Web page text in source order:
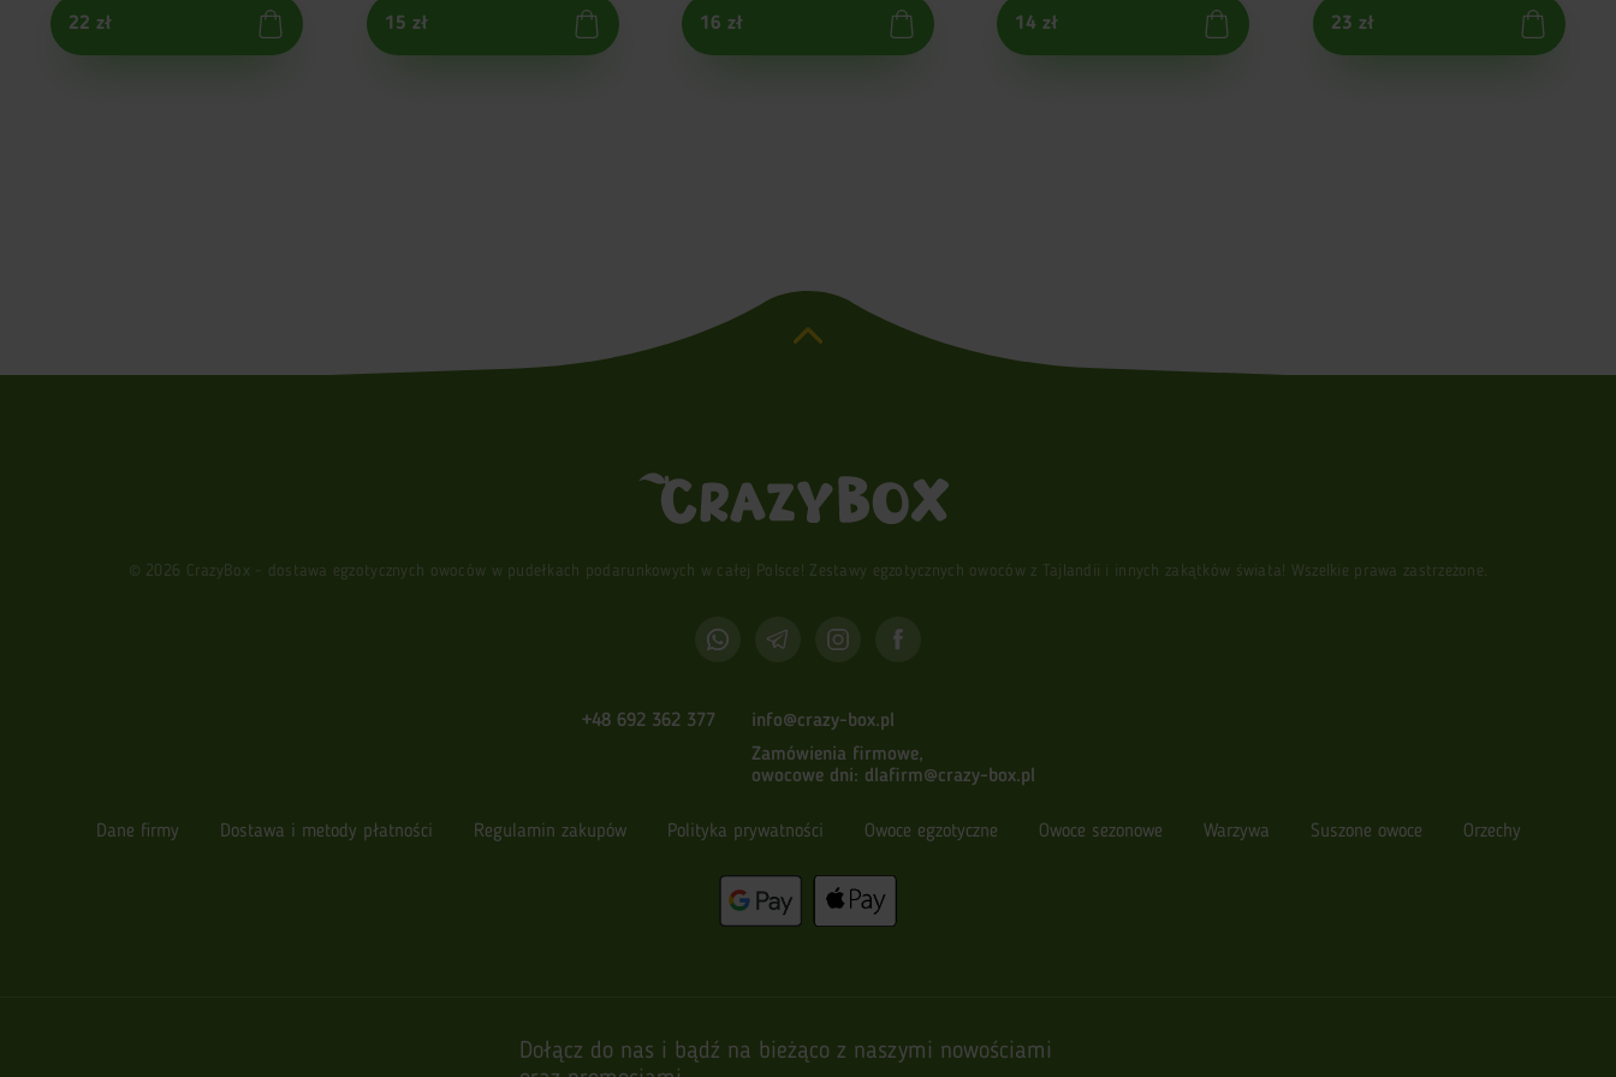
22 zł 15 zł 16 zł 14 zł 23 zł
© 2026 CrazyBox - dostawa egzotycznych owoców w pudełkach podarunkowych w całej Polsce! Zestawy egzotycznych owoców z Tajlandii i innych zakątków świata! Wszelkie prawa zastrzeżone.
+48 692 362 377
info@crazy-box.pl
Zamówienia firmowe,
owocowe dni: dlafirm@crazy-box.pl
Dane firmy Dostawa i metody płatności Regulamin zakupów Polityka prywatności Owoce egzotyczne Owoce sezonowe Warzywa Suszone owoce Orzechy
Dołącz do nas i bądź na bieżąco z naszymi nowościami